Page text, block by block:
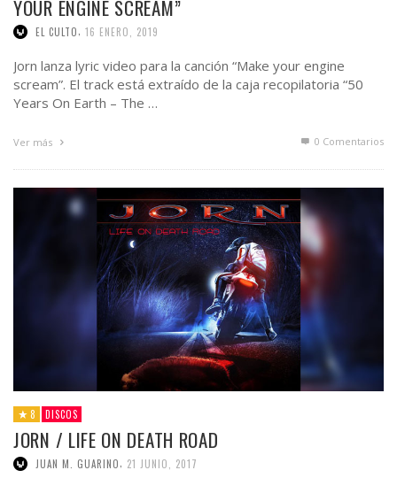
YOUR ENGINE SCREAM”
EL CULTO, 16 ENERO, 2019
Jorn lanza lyric video para la canción “Make your engine
scream”. El track está extraído de la caja recopilatoria “50
Years On Earth – The …
Ver más 0 Comentarios
8 DISCOS
JORN / LIFE ON DEATH ROAD
JUAN M. GUARINO 21 JUNIO, 2017